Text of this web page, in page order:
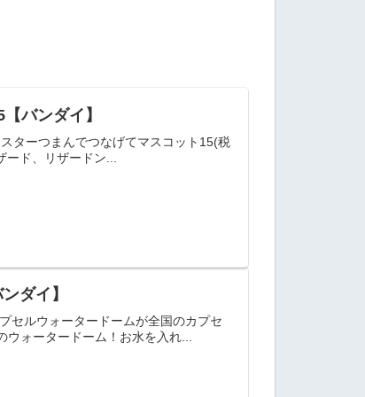
バンダイ】
ターつまんでつなげてマスコット15(税
ド、リザードン...
ダイ】
ルウォータードームが全国のカプセ
ォータードーム！お水を入れ...